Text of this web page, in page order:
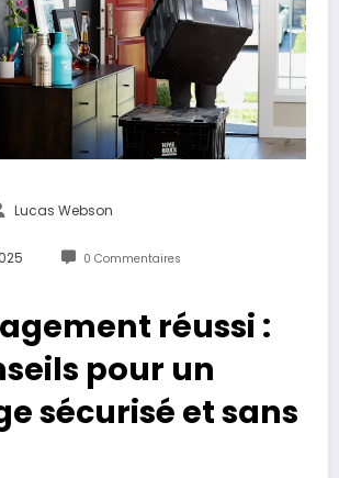
Lucas Webson
0 Commentaires
réussi :
pour un
sécurisé et sans